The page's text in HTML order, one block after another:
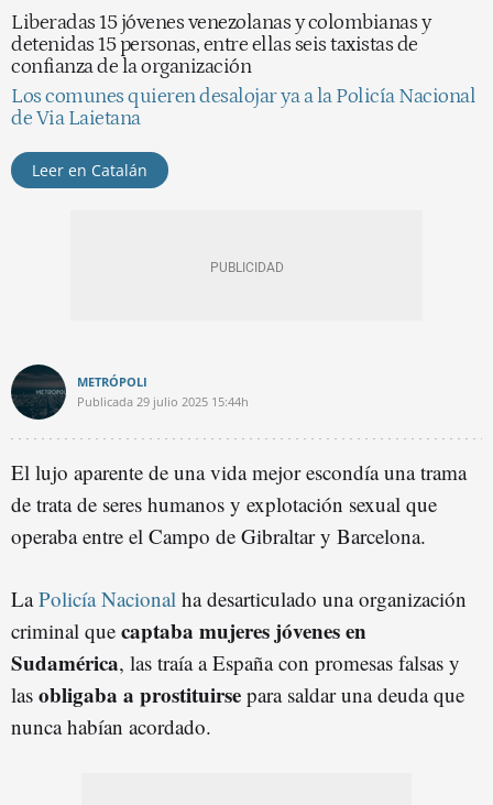
Liberadas 15 jóvenes venezolanas y colombianas y
detenidas 15 personas, entre ellas seis taxistas de
confianza de la organización
Los comunes quieren desalojar ya a la Policía Nacional
de Via Laietana
Leer en Catalán
METRÓPOLI
Publicada 29 julio 2025 15:44h
El lujo aparente de una vida mejor escondía una trama
de trata de seres humanos y explotación sexual que
operaba entre el Campo de Gibraltar y Barcelona.
LaPolicía Nacional ha desarticulado una organización
criminal que captaba mujeres jóvenes en
Sudamérica, las traía a España con promesas falsas y
las obligaba a prostituirse para saldar una deuda que
nunca habían acordado.